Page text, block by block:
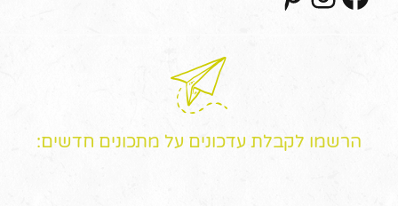
הרשמו לקבלת עדכונים על מתכונים חדשים: